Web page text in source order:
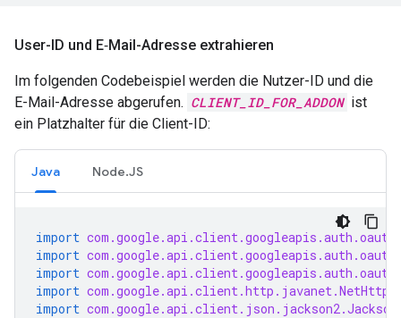
User-ID und E‑Mail-Adresse extrahieren
Im folgenden Codebeispiel werden die Nutzer-ID und die
E-Mail-Adresse abgerufen. CLIENT_ID_FOR_ADDON ist
ein Platzhalter für die Client-ID:
Java Node.JS
import
import
import
import
import